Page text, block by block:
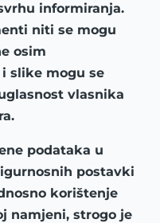
informiranja.
niti se mogu
osim
slike mogu se
vlasnika
podataka u
postavki
korištenje
namjeni, strogo je